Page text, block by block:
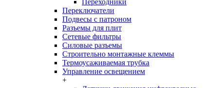
Переходники
Переключатели
Подвесы с патроном
Разъемы для плит
Сетевые фильтры
Силовые разъемы
Строительно монтажные клеммы
Термоусаживаемая трубка
Управление освещением
+